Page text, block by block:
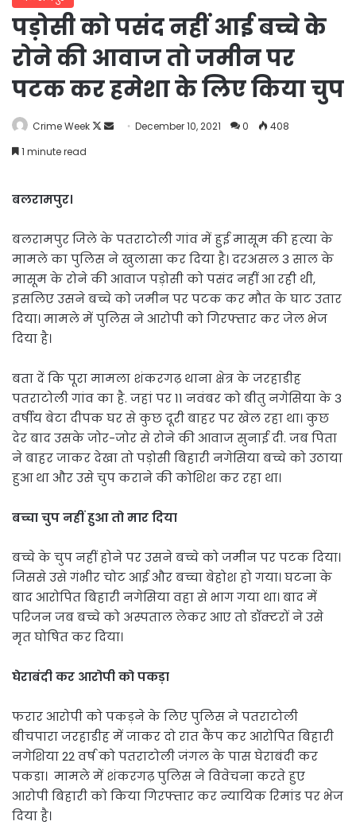
पड़ोसी को पसंद नहीं आई बच्चे के
रोने की आवाज तो जमीन पर
पटक कर हमेशा के लिए किया चुप
Crime Week
Follow
SendDecember 10, 2021 0
408
1 minute read
बलरामपुर।
बलरामपुर जिले के पतराटोली गांव में हुई मासूम की हत्या के
मामले का पुलिस ने खुलासा कर दिया है। दरअसल 3 साल के
मासूम के रोने की आवाज पड़ोसी को पसंद नहीं आ रही थी,
इसलिए उसने बच्चे को जमीन पर पटक कर मौत के घाट उतार
दिया। मामले में पुलिस ने आरोपी को गिरफ्तार कर जेल भेज
दिया है।
बता दें कि पूरा मामला शंकरगढ़ थाना क्षेत्र के जरहाडीह
पतराटोली गांव का है. जहां पर 11 नवंबर को बीतु नगेसिया के 3
वर्षीय बेटा दीपक घर से कुछ दूरी बाहर पर खेल रहा था। कुछ
देर बाद उसके जोर-जोर से रोने की आवाज सुनाई दी. जब पिता
ने बाहर जाकर देखा तो पड़ोसी बिहारी नगेसिया बच्चे को उठाया
हुआ था और उसे चुप कराने की कोशिश कर रहा था।
बच्चा चुप नहीं हुआ तो मार दिया
बच्चे के चुप नहीं होने पर उसने बच्चे को जमीन पर पटक दिया।
जिससे उसे गंभीर चोट आई और बच्चा बेहोश हो गया। घटना के
बाद आरोपित बिहारी नगेसिया वहा से भाग गया था। बाद में
परिजन जब बच्चे को अस्पताल लेकर आए तो डॉक्टरों ने उसे
मृत घोषित कर दिया।
घेराबंदी कर आरोपी को पकड़ा
फरार आरोपी को पकड़ने के लिए पुलिस ने पतराटोली
बीचपारा जरहाडीह में जाकर दो रात कैंप कर आरोपित बिहारी
नगेशिया 22 वर्ष को पतराटोली जंगल के पास घेराबंदी कर
पकडा। मामले में शंकरगढ़ पुलिस ने विवेचना करते हुए
आरोपी बिहारी को किया गिरफ्तार कर न्यायिक रिमांड पर भेज
दिया है।